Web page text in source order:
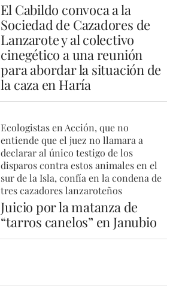
El Cabildo convoca a la
Sociedad de Cazadores de
Lanzarote y al colectivo
cinegético a una reunión
para abordar la situación de
la caza en Haría
Ecologistas en Acción, que no
entiende que el juez no llamara a
declarar al único testigo de los
disparos contra estos animales en el
sur de la Isla, confía en la condena de
tres cazadores lanzaroteños
Juicio por la matanza de
“tarros canelos” en Janubio